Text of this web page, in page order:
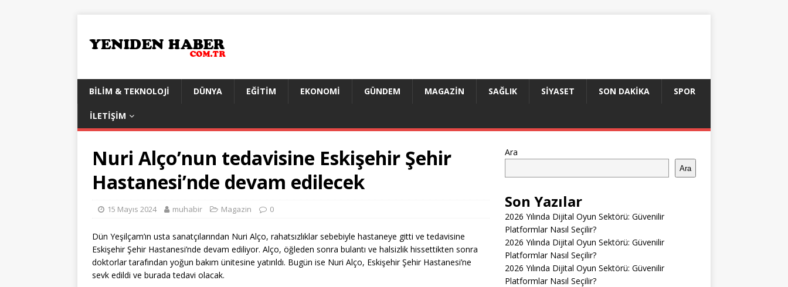
BILIM & TEKNOLOJI DÜNYA EĞITIM EKONOMI GÜNDEM MAGAZIN SAĞLIK SIYASET SON DAKIKA SPOR
İLETIŞIM
Nuri Alço’nun tedavisine Eskişehir Şehir
Hastanesi’nde devam edilecek
15 Mayıs 2024 muhabir Magazin 0
Dün Yeşilçam’ın usta sanatçılarından Nuri Alço, rahatsızlıklar sebebiyle hastaneye gitti ve tedavisine
Eskişehir Şehir Hastanesi’nde devam ediliyor. Alço, öğleden sonra bulantı ve halsizlik hissettikten sonra
doktorlar tarafından yoğun bakım ünitesine yatırıldı. Bugün ise Nuri Alço, Eskişehir Şehir Hastanesi’ne
sevk edildi ve burada tedavi olacak.
Ara
Ara
Son Yazılar
2026 Yılında Dijital Oyun Sektörü: Güvenilir
Platformlar Nasıl Seçilir?
2026 Yılında Dijital Oyun Sektörü: Güvenilir
Platformlar Nasıl Seçilir?
2026 Yılında Dijital Oyun Sektörü: Güvenilir
Platformlar Nasıl Seçilir?